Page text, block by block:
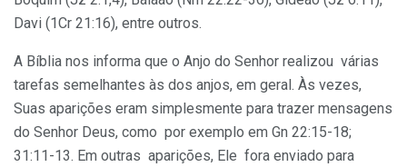
Davi (1Cr 21:16), entre outros.
A Bíblia nos informa que o Anjo do Senhor realizou várias
tarefas semelhantes às dos anjos, em geral. Às vezes,
Suas aparições eram simplesmente para trazer mensagens
do Senhor Deus, como por exemplo em Gn 22:15-18;
31:11-13. Em outras aparições, Ele fora enviado para